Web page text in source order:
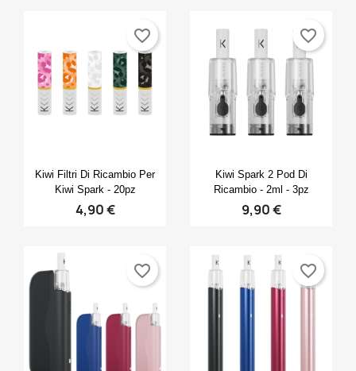
Anteprima
Kiwi Filtri Di Ricambio Per
Kiwi Spark - 20pz
4,90 €
favorite_border
 Anteprima
Kiwi Spark 2 Pod Di
Ricambio - 2ml - 3pz
9,90 €
favorite_border
favorite_border favorite_border